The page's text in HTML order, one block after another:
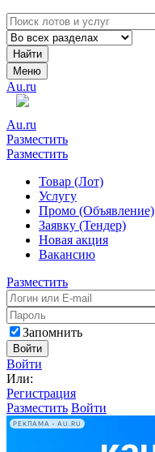
Найти
Меню
Au.ru
Au.ru
Разместить
Разместить
Товар (Лот)
Услугу
Промо (Объявление)
Заявку (Тендер)
Новая акция
Вакансию
Разместить
Запомнить
Войти
Войти
Или:
Регистрация
Разместить Войти
РЕКЛАМА • AU.RU